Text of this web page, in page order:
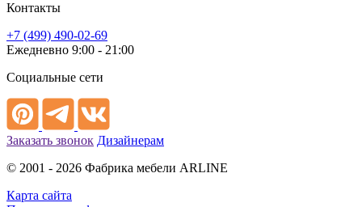
Контакты
+7 (499) 490-02-69
Ежедневно 9:00 - 21:00
Социальные сети
Заказать звонок Дизайнерам
© 2001 - 2026 Фабрика мебели ARLINE
Карта сайта